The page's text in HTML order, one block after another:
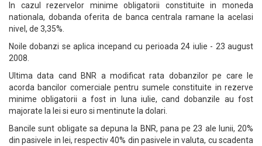
In cazul rezervelor minime obligatorii constituite in moneda
nationala, dobanda oferita de banca centrala ramane la acelasi
nivel, de 3,35%.
Noile dobanzi se aplica incepand cu perioada 24 iulie - 23 august
2008.
Ultima data cand BNR a modificat rata dobanzilor pe care le
acorda bancilor comerciale pentru sumele constituite in rezerve
minime obligatorii a fost in luna iulie, cand dobanzile au fost
majorate la lei si euro si mentinute la dolari.
Bancile sunt obligate sa depuna la BNR, pana pe 23 ale lunii, 20%
din pasivele in lei, respectiv 40% din pasivele in valuta, cu scadenta